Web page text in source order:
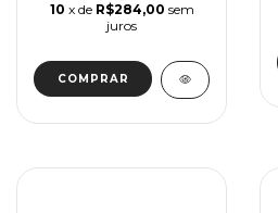
10 x de R$284,00 sem
juros